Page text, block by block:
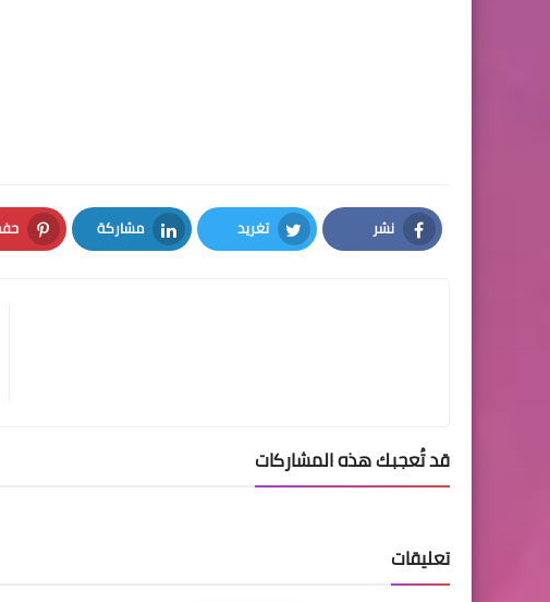
نشر
Facebook
تغريد
Twitter
مشاركة
LinkedIn
قد تُعجبك هذه المشاركات
تعليقات